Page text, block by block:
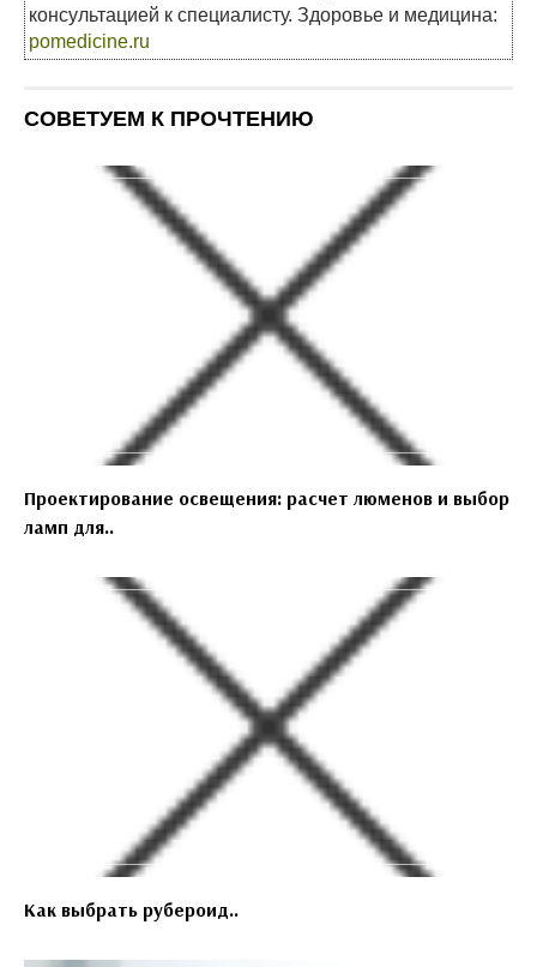
консультацией к специалисту. Здоровье и медицина:
pomedicine.ru
СОВЕТУЕМ К ПРОЧТЕНИЮ
Проектирование освещения: расчет люменов и выбор
ламп для..
Как выбрать рубероид..